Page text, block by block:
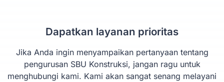
Dapatkan layanan prioritas
Jika Anda ingin menyampaikan pertanyaan tentang
pengurusan SBU Konstruksi, jangan ragu untuk
menghubungi kami. Kami akan sangat senang melayani